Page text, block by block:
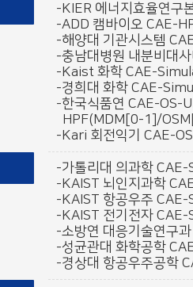
-KIER 에너지효율연구
-ADD 캠바이오 CAE-
-해양대 기관시스템
-충남대병원 내분비대
-Kaist 화학 CAE-
-경희대 화학 CAE-
-한국식품연 CAE-
HPF(MDM[0-1]/
-Kari 회전익기 CAE-
-가톨리대 의과학
-KAIST 뇌인지과학
-KAIST 항공우주
-KAIST 전기전자
-소방연 대응기술연구
-성균관대 화학공학
-경상대 항공우주공학